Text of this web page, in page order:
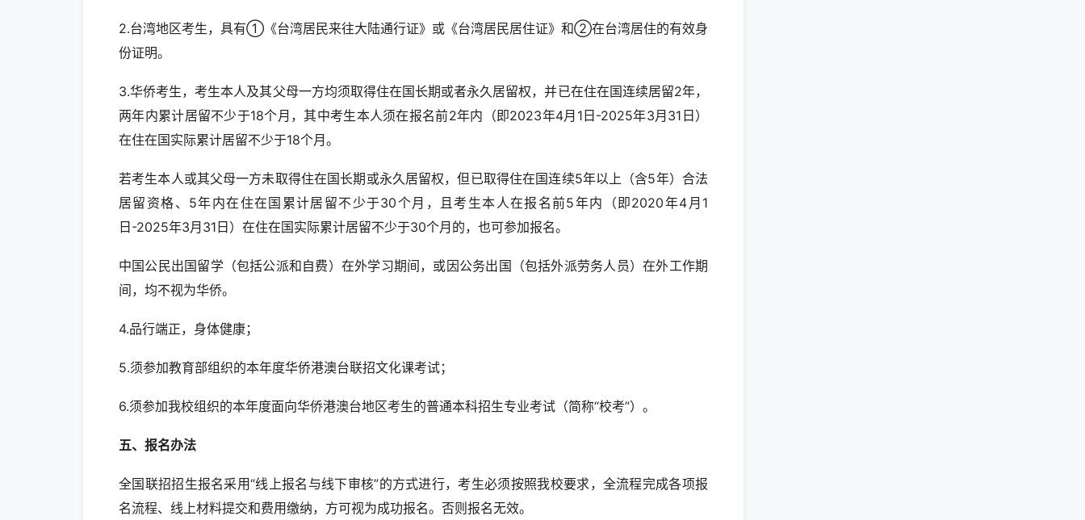
2.台湾地区考生，具有①《台湾居民来往大陆通行证》或《台湾居民居住证》和②在台湾居住的有效身
份证明。
3.华侨考生，考生本人及其父母一方均须取得住在国长期或者永久居留权，并已在住在国连续居留2年，
两年内累计居留不少于18个月，其中考生本人须在报名前2年内（即2023年4月1日-2025年3月31日）
在住在国实际累计居留不少于18个月。
若考生本人或其父母一方未取得住在国长期或永久居留权，但已取得住在国连续5年以上（含5年）合法
居留资格、5年内在住在国累计居留不少于30个月，且考生本人在报名前5年内（即2020年4月1
日-2025年3月31日）在住在国实际累计居留不少于30个月的，也可参加报名。
中国公民出国留学（包括公派和自费）在外学习期间，或因公务出国（包括外派劳务人员）在外工作期
间，均不视为华侨。
4.品行端正，身体健康；
5.须参加教育部组织的本年度华侨港澳台联招文化课考试；
6.须参加我校组织的本年度面向华侨港澳台地区考生的普通本科招生专业考试（简称“校考”）。
五、报名办法
全国联招招生报名采用“线上报名与线下审核”的方式进行，考生必须按照我校要求，全流程完成各项报
名流程、线上材料提交和费用缴纳，方可视为成功报名。否则报名无效。